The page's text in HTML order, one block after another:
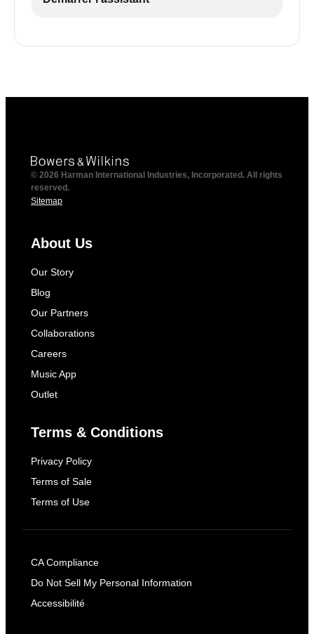
© 2026 Harman International Industries, Incorporated. All rights
reserved.
Sitemap
About Us
Our Story
Blog
Our Partners
Collaborations
Careers
Music App
Outlet
Terms & Conditions
Privacy Policy
Terms of Sale
Terms of Use
CA Compliance
Do Not Sell My Personal Information
Accessibilité